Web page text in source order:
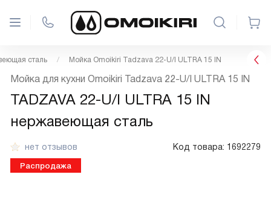
сталь Мойка Omoikiri Tadzava 22-U/I ULTRA 15 IN
нет отзывов Код товара: 1692279
Распродажа
Мойка для кухни Omoikiri Tadzava 22-U/I ULTRA 15 IN
TADZAVA 22-U/I ULTRA 15 IN
нержавеющая сталь